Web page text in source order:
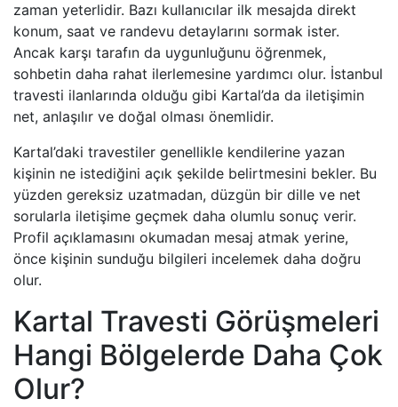
zaman yeterlidir. Bazı kullanıcılar ilk mesajda direkt
konum, saat ve randevu detaylarını sormak ister.
Ancak karşı tarafın da uygunluğunu öğrenmek,
sohbetin daha rahat ilerlemesine yardımcı olur. İstanbul
travesti ilanlarında olduğu gibi Kartal’da da iletişimin
net, anlaşılır ve doğal olması önemlidir.
Kartal’daki travestiler genellikle kendilerine yazan
kişinin ne istediğini açık şekilde belirtmesini bekler. Bu
yüzden gereksiz uzatmadan, düzgün bir dille ve net
sorularla iletişime geçmek daha olumlu sonuç verir.
Profil açıklamasını okumadan mesaj atmak yerine,
önce kişinin sunduğu bilgileri incelemek daha doğru
olur.
Kartal Travesti Görüşmeleri
Hangi Bölgelerde Daha Çok
Olur?